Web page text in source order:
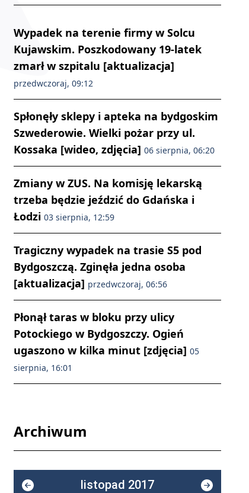
Wypadek na terenie firmy w Solcu
Kujawskim. Poszkodowany 19-latek
zmarł w szpitalu [aktualizacja]
przedwczoraj, 09:12
Spłonęły sklepy i apteka na bydgoskim
Szwederowie. Wielki pożar przy ul.
Kossaka [wideo, zdjęcia] 06 sierpnia, 06:20
Zmiany w ZUS. Na komisję lekarską
trzeba będzie jeździć do Gdańska i
Łodzi 03 sierpnia, 12:59
Tragiczny wypadek na trasie S5 pod
Bydgoszczą. Zginęła jedna osoba
[aktualizacja] przedwczoraj, 06:56
Płonął taras w bloku przy ulicy
Potockiego w Bydgoszczy. Ogień
ugaszono w kilka minut [zdjęcia] 05
sierpnia, 16:01
Archiwum
listopad 2017